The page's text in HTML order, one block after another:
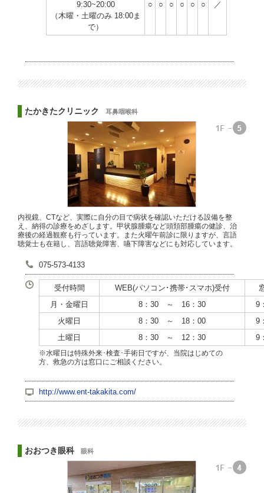
9:30~20:00
（木曜・土曜のみ 18:00ま
で）
○ ○ ○ ○ ○ ○ ／
たかきたクリニック 耳鼻咽喉科
内視鏡、CTなど、実際に自分の目で病状を確認いただける設備を整
え、納得の診療をめざします。甲状腺腫瘍など頭頚部腫瘍の健診、治
療後の経過観察も行っています。また火曜午前診に限りますが、言語
聴覚士も在籍し、言語聴覚障害、嚥下障害などにも対応しています。
075-573-4133
受付時間 WEB(パソコン･携帯･スマホ)受付
月・金曜日
8：30 ～ 16：30
9
火曜日
8：30 ～ 18：00
9
土曜日
8：30 ～ 12：30 9
※水曜日は特殊外来･検査･手術日ですが、当院はじめての
方、救急の方は窓口にご相談ください。
http://www.ent-takakita.com/
おおつき眼科 眼科